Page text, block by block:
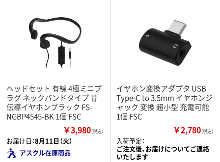
ヘッドセット 有線 4極ミニプ
ラグ ネックバンドタイプ 骨
伝導イヤホンブラック FS-
NGBP4545-BK 1個 FSC
￥3,980（税込）
お届け日：8月11日（火）
アスクル在庫商品
イヤホン変換アダプタ USB
Type-C to 3.5mm イヤホンジ
ャック 変換 超小型 充電可能
1個 FSC
￥2,780（税込）
入荷予定：
ご注文後、お届けについてご連絡
いたします